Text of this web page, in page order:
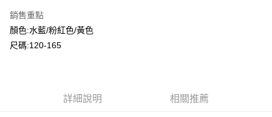
全家付款取貨
每筆NT$80，滿NT$2,000(含以上)免運費
銷售重點
顏色:水藍/粉紅色/黃色
尺碼:120-165
詳細說明 相關推薦